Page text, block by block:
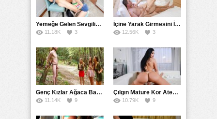
Yemeğe Gelen Sevgilisinin Arkadaşına Yarak Yedirdi
11.18K 3
İçine Yarak Girmesini İsteyince Kuzeninin Penisini Kullandı
12.56K 3
Genç Kızlar Ağaca Bağlayarak Tecavüz Etmek İstediler
11.14K 9
Çılgın Mature Kor Ateşiyle Misafirini Yakıp Eritti
10.79K 9